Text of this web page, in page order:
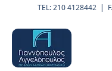
TEL: 210 4128442 |